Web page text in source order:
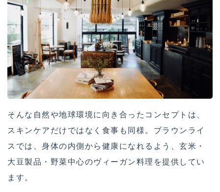
そんな自然や地球環境に向き合ったコンセプトは、
スキンケアだけではなく食事も同様。ブラウンライ
スでは、身体の内側から健康になれるよう、玄米・
大豆製品・野菜中心のヴィーガン料理を提供してい
ます。